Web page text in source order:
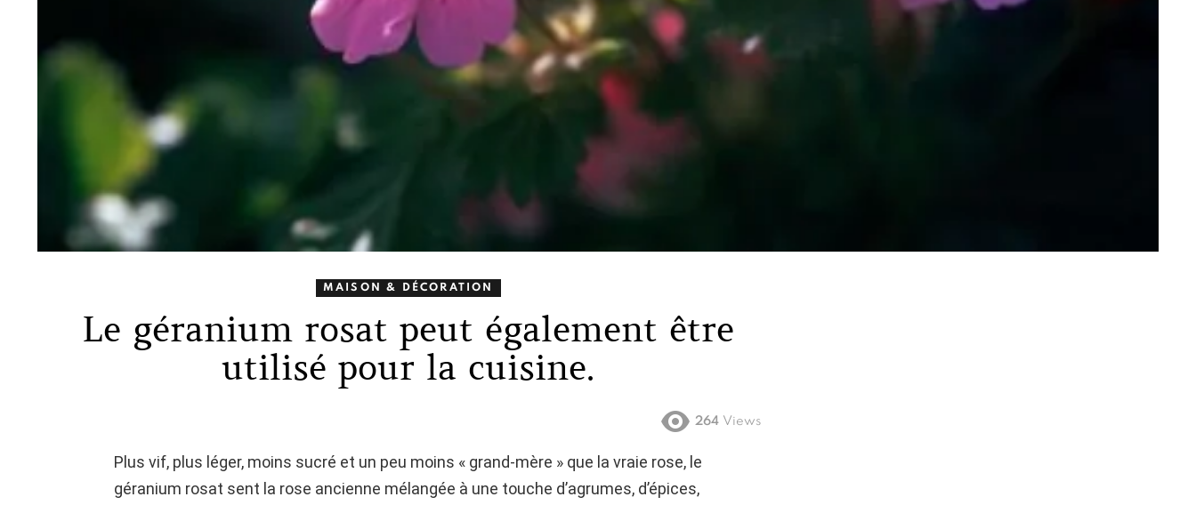
MAISON & DÉCORATION
Le géranium rosat peut également être
utilisé pour la cuisine.
264 Views
Plus vif, plus léger, moins sucré et un peu moins « grand-mère » que la vraie rose, le
géranium rosat sent la rose ancienne mélangée à une touche d’agrumes, d’épices,